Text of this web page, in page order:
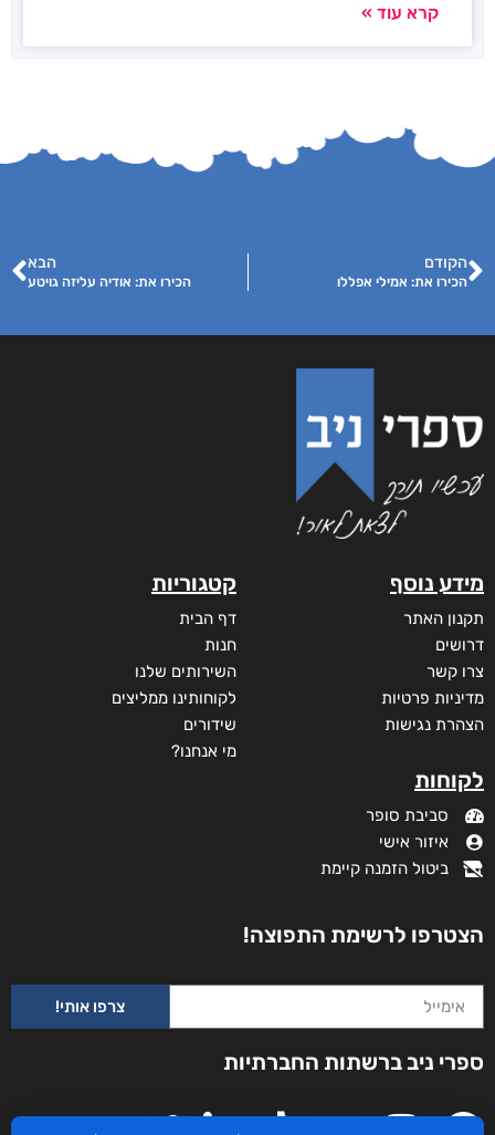
קרא עוד »
הקודם
הכירו את: אמילי אפללו
הבא
הכירו את: אודיה עליזה גויטע
מידע נוסף
תקנון האתר
דרושים
צרו קשר
מדיניות פרטיות
הצהרת נגישות
לקוחות
סביבת סופר
איזור אישי
ביטול הזמנה קיימת
קטגוריות
דף הבית
חנות
השירותים שלנו
לקוחותינו ממליצים
שידורים
מי אנחנו?
הצטרפו לרשימת התפוצה!
צרפו אותי!
ספרי ניב ברשתות החברתיות